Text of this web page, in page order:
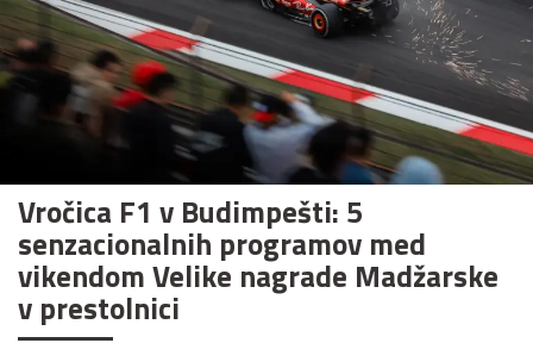
Vročica F1 v Budimpešti: 5
senzacionalnih programov med
vikendom Velike nagrade Madžarske
v prestolnici